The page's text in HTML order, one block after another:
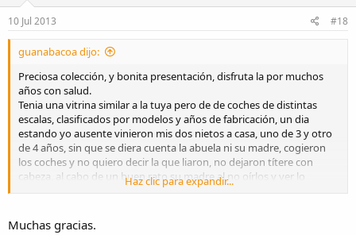
10 Jul 2013 #18
guanabacoa dijo:
Preciosa colección, y bonita presentación, disfruta la por muchos
años con salud.
Tenia una vitrina similar a la tuya pero de de coches de distintas
escalas, clasificados por modelos y años de fabricación, un dia
estando yo ausente vinieron mis dos nietos a casa, uno de 3 y otro
de 4 años, sin que se diera cuenta la abuela ni su madre, cogieron
los coches y no quiero decir la que liaron, no dejaron títere con
cabeza, al cabo de un buen rato su madre al no oírlos y ver lo
callados que estaban descubrió la que liaron...Cuando llegue a casa
colorao.
Haz clic para expandir...
Muchas gracias.